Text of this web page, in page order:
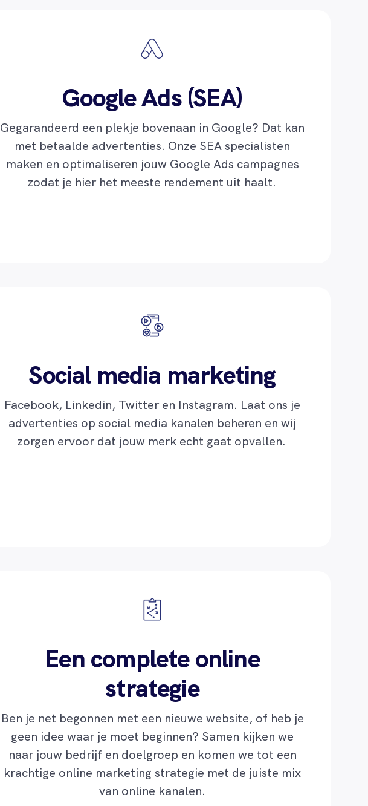
Google Ads (SEA)
Gegarandeerd een plekje bovenaan in Google? Dat kan
met betaalde advertenties. Onze SEA specialisten
maken en optimaliseren jouw Google Ads campagnes
zodat je hier het meeste rendement uit haalt.
Social media marketing
Facebook, Linkedin, Twitter en Instagram. Laat ons je
advertenties op social media kanalen beheren en wij
zorgen ervoor dat jouw merk echt gaat opvallen.
Een complete online
strategie
Ben je net begonnen met een nieuwe website, of heb je
geen idee waar je moet beginnen? Samen kijken we
naar jouw bedrijf en doelgroep en komen we tot een
krachtige online marketing strategie met de juiste mix
van online kanalen.